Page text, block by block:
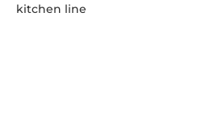
kitchen line